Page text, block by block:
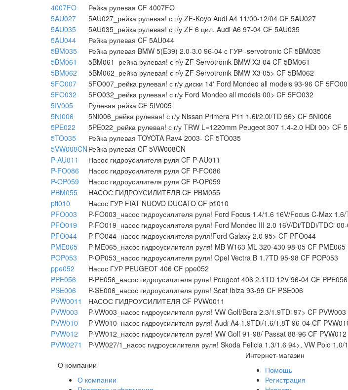
4007FO
Рейка рулевая CF 4007FO
5AU027
5AU027_рейка рулевая! с г/у ZF-Koyo Audi A4 11/00-12/04 CF 5AU027
5AU035
5AU035_рейка рулевая! с г/у ZF 6 цил. Audi A6 97-04 CF 5AU035
5AU044
Рейка рулевая CF 5AU044
5BM035
Рейка рулевая BMW 5(E39) 2.0-3.0 96-04 с ГУР -servotronic CF 5BM035
5BM061
5BM061_рейка рулевая! с г/у ZF Servotronik BMW X3 04 CF 5BM061
5BM062
5BM062_рейка рулевая! с г/у ZF Servotronik BMW X3 05> CF 5BM062
5FO007
5FO007_рейка рулевая! с г/у диски 14' Ford Mondeo all models 93-96 CF
5FO032
5FO032_рейка рулевая! с г/у Ford Mondeo all models 00> CF 5FO032
5IV005
Рулевая рейка CF 5IV005
5NI006
5NI006_рейка рулевая! с г/у Nissan Primera P11 1.6i/2.0i/TD 96> CF 5NI006
5PE022
5PE022_рейка рулевая! с г/у TRW L=1220mm Peugeot 307 1.4-2.0 HDi 00> CF
5TO035
Рейка рулевая TOYOTA Rav4 2003- CF 5TO035
5VW008CN Рейка рулевая CF 5VW008CN
P-AU011
Насос гидроусилителя руля CF P-AU011
P-FO086
Насос гидроусилителя руля CF P-FO086
P-OP059
Насос гидроусилителя руля CF P-OP059
PBM055
НАСОС ГИДРОУСИЛИТЕЛЯ CF PBM055
pfi010
Насос ГУР FIAT NUOVO DUCATO CF pfi010
PFO003
P-FO003_насос гидроусилителя руля! Ford Focus 1.4/1.6 16V/Focus C-Max
PFO019
P-FO019_насос гидроусилителя руля! Ford Mondeo III 2.0 16V/Di/TDDi/TDCi
PFO044
P-FO044_насос гидроусилителя руля!Ford Galaxy 2.0 95> CF PFO044
PME065
P-ME065_насос гидроусилителя руля! MB W163 ML 320-430 98-05 CF PME065
POP053
P-OP053_насос гидроусилителя руля! Opel Vectra B 1.7TD 95-98 CF POP053
ppe052
Насос ГУР PEUGEOT 406 CF ppe052
PPE056
P-PE056_насос гидроусилителя руля! Peugeot 406 2.1TD 12V 96-04 CF PPE056
PSE006
P-SE006_насос гидроусилителя руля! Seat Ibiza 93-99 CF PSE006
PVW0011
НАСОС ГИДРОУСИЛИТЕЛЯ CF PVW0011
PVW003
P-VW003_насос гидроусилителя руля! VW Golf/Bora 2.3/1.9TDi 97> CF PVW003
PVW010
P-VW010_насос гидроусилителя руля! Audi A4 1.9TDi/1.6/1.8T 96-04 CF
PVW012
P-VW012_насос гидроусилителя руля! VW Golf 91-98/ Passat 88-96 CF PVW012
PVW0271
P-VW027/1_насос гидроусилителя руля! Skoda Felicia 1.3/1.6 94>, VW Polo
О компании
О компании
Интернет-магазин
Помощь
Регистрация